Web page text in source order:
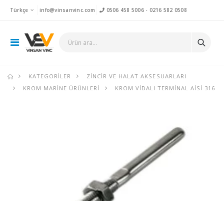
Türkçe info@vinsanvinc.com 0506 458 5006- 0216 582 0508
KATEGORILER
ZINCIR VE HALAT AKSESUARLARI
KROM MARINE ÜRÜNLERI
KROM VIDALI TERMINAL AISI 316